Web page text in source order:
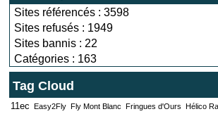
Sites référencés : 3598
Sites refusés : 1949
Sites bannis : 22
Catégories : 163
Tag Cloud
11ec Easy2Fly Fly Mont Blanc Fringues d'Ours Hélico